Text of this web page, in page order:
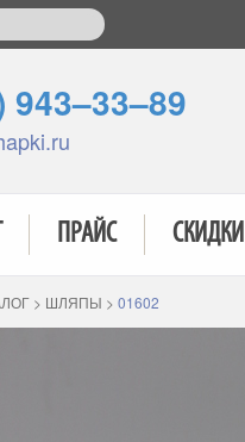
943–33–89
ПРАЙС СКИДКИ
> ШЛЯПЫ > 01602